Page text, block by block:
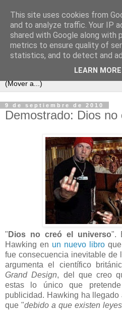
9 de septiembre de 2010
Demostrado: Dios
" Dios no creó el universo".
Hawking en un nuevo libroque
fue consecuencia inevitable de
argumenta el científico
Grand Design, del que creo
estas lo único que
publicidad. Hawking ha
que "debido a que existen
This site uses cookies from
and to analyze traffic. Your IP
shared with Google along with
metrics to ensure quality of
statistics, and to detect and
LEARN MORE